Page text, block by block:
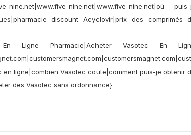
nine.net|www.five-nine.net|www.five-nine.net|où puis-
discount Acyclovir|prix des comprimés
Ligne Pharmacie|Acheter Vasotec En
ligne|combien Vasotec coute|comment puis-je obtenir
des Vasotec sans ordonnance}